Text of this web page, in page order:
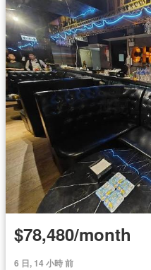
$78,480/month
6 日, 14 小時 前